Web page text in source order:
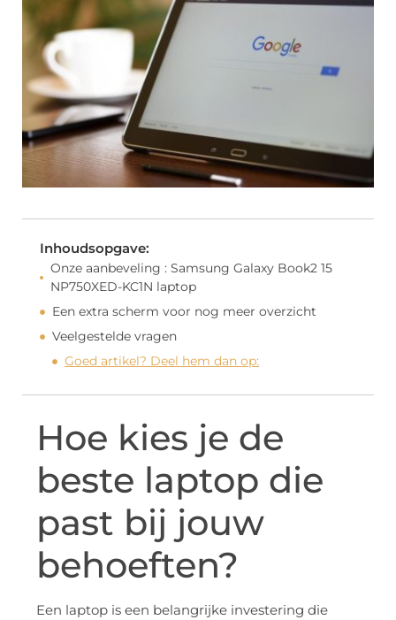
Inhoudsopgave:
Onze aanbeveling : Samsung Galaxy Book2 15
NP750XED-KC1N laptop
Een extra scherm voor nog meer overzicht
Veelgestelde vragen
Goed artikel? Deel hem dan op:
Hoe kies je de
beste laptop die
past bij jouw
behoeften?
Een laptop is een belangrijke investering die